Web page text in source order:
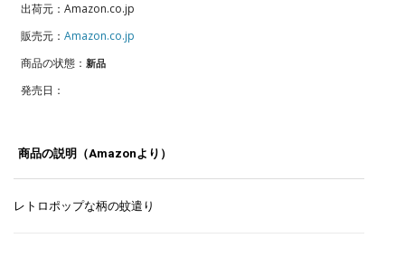
出荷元：Amazon.co.jp
販売元： Amazon.co.jp
商品の状態： 新品
発売日：
商品の説明（Amazonより）
レトロポップな柄の蚊遣り